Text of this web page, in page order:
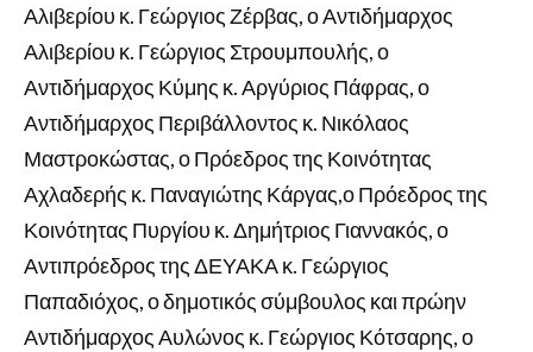
Αλιβερίου κ. Γεώργιος Ζέρβας, ο Αντιδήμαρχος
Αλιβερίου κ. Γεώργιος Στρουμπουλής, ο
Αντιδήμαρχος Κύμης κ. Αργύριος Πάφρας, ο
Αντιδήμαρχος Περιβάλλοντος κ. Νικόλαος
Μαστροκώστας, ο Πρόεδρος της Κοινότητας
Αχλαδερής κ. Παναγιώτης Κάργας,ο Πρόεδρος της
Κοινότητας Πυργίου κ. Δημήτριος Γιαννακός, ο
Αντιπρόεδρος της ΔΕΥΑΚΑ κ. Γεώργιος
Παπαδιόχος, ο δημοτικός σύμβουλος και πρώην
Αντιδήμαρχος Αυλώνος κ. Γεώργιος Κότσαρης, ο